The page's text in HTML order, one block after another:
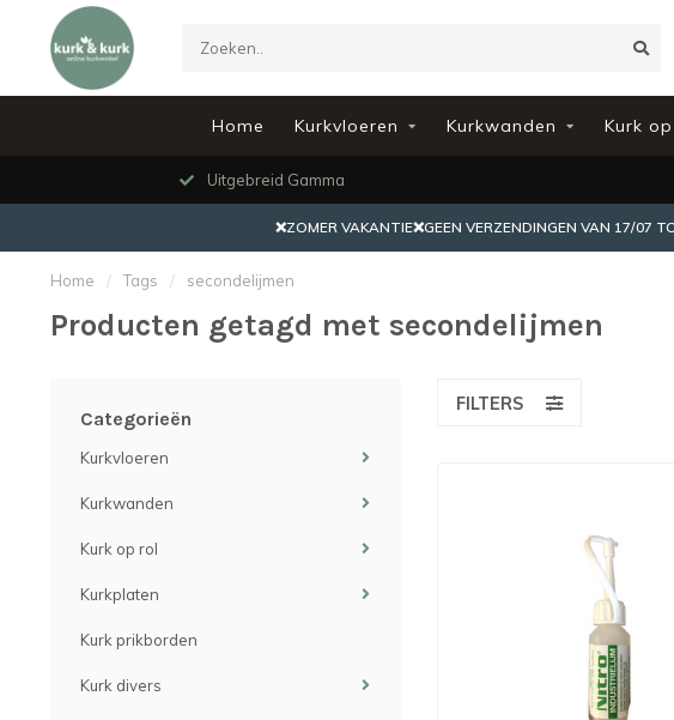
Home Kurkvloeren Kurkwanden Kurk
Uitgebreid Gamma
❌ZOMER VAKANTIE❌GEEN VERZENDINGEN VAN 17/07
Home / Tags / secondelijmen
Producten getagd met secondelijmen
Categorieën
Kurkvloeren
Kurkwanden
Kurk op rol
Kurkplaten
Kurk prikborden
Kurk divers
FILTERS